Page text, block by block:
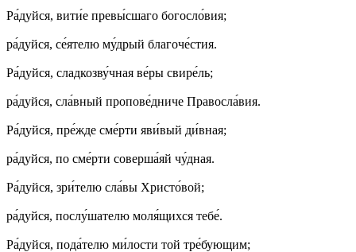
Ра́­дуй­ся, ви­ти́е пре­вы́с­ша­го бо­го­сло́вия;
ра́­дуй­ся, се́я­те­лю му́д­рый бла­го­че́с­тия.
Ра́­дуй­ся, слад­ко­зву́ч­ная ве́­ры сви­ре́ль;
ра́­дуй­ся, сла́в­ный про­по­ве́д­ни­че Пра­во­сла́­вия.
Ра́­дуй­ся, пре́ж­де сме́р­ти яви́­вый ди́в­ная;
ра́­дуй­ся, по сме́р­ти со­вер­ша́­яй чу́д­ная.
Ра́­дуй­ся, зри́­те­лю сла́­вы Хри­сто́­вой;
ра́­дуй­ся, по­слу́­ша­те­лю мо­ля́­щих­ся те­бе́.
Ра́­дуй­ся, по­да́­те­лю ми́­лос­ти той тре́­бую­щим;